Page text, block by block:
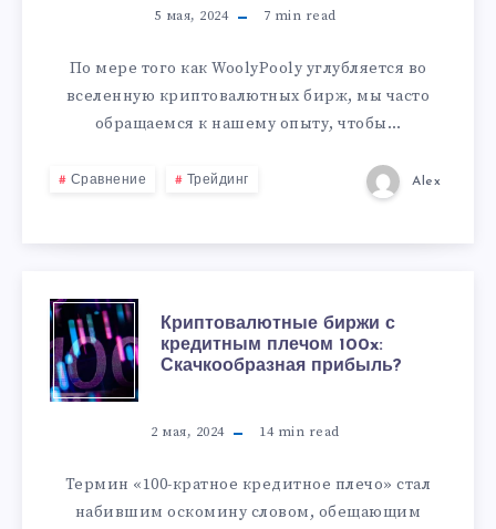
5 мая, 2024 7 min read
По мере того как WoolyPooly углубляется во
вселенную криптовалютных бирж, мы часто
обращаемся к нашему опыту, чтобы…
Сравнение Трейдинг Alex
Криптовалютные биржи с
кредитным плечом 100x:
Скачкообразная прибыль?
2 мая, 2024 14min read
Термин «100-кратное кредитное плечо» стал
набившим оскомину словом, обещающим